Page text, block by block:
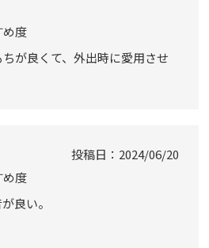
め度
が良くて、外出時に愛用させ
投稿日
2024/06/20
め度
良い。